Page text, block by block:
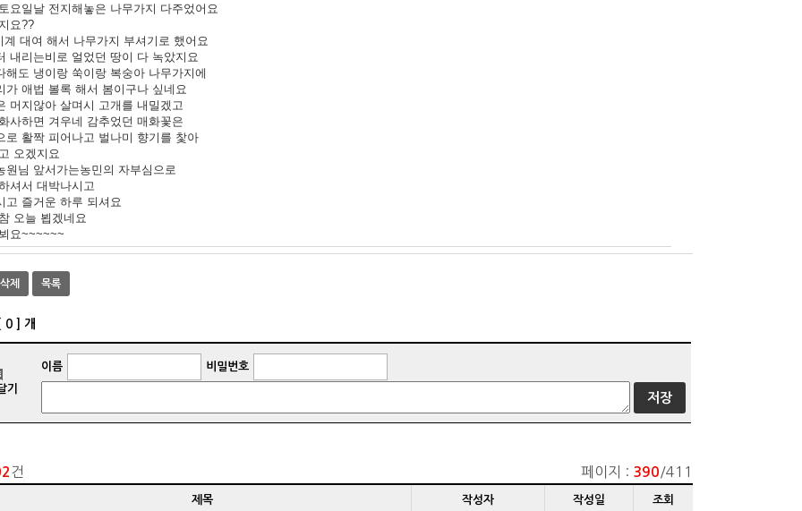
요일날 전지해놓은 나무가지 다주었어요
요??
계 대여 해서 나무가지 부셔기로 했어요
내리는비로 얼었던 땅이 다 녹았지요
해도 냉이랑 쑥이랑 복숭아 나무가지에
가 애법 볼록 해서 봄이구나 싶네요
머지않아 살며시 고개를 내밀겠고
사하면 겨우네 감추었던 매화꽃은
로 활짝 피어나고 벌나미 향기를 찿아
오겠지요
원님 앞서가는농민의 자부심으로
셔서 대박나시고
고 즐거운 하루 되셔요
오늘 뵙겠네요
요~~~~~~
삭제 목록
건 페이지 : 390 /411
제목 작성자 작성일 조회